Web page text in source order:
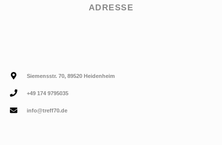
ADRESSE
Siemensstr. 70, 89520 Heidenheim
+49 174 9795035
info@treff70.de